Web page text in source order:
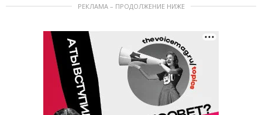
РЕКЛАМА – ПРОДОЛЖЕНИЕ НИЖЕ